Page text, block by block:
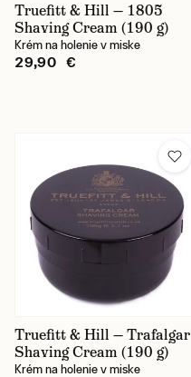
Truefitt & Hill — 1805
Shaving Cream (190 g)
Krém na holenie v miske
29,90 €
Truefitt & Hill — Trafalgar
Shaving Cream (190 g)
Krém na holenie v miske